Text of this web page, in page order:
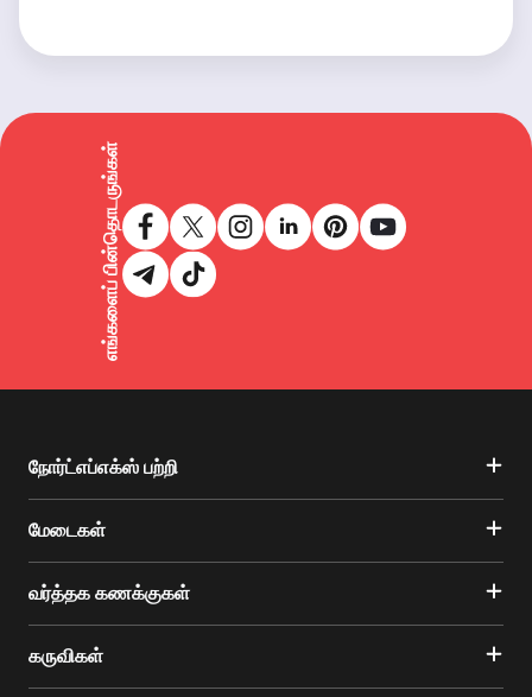
எங்களைப் பின்தொடருங்கள்
நோர்ட்எப்எக்ஸ் பற்றி
மேடைகள்
வர்த்தக கணக்குகள்
கருவிகள்